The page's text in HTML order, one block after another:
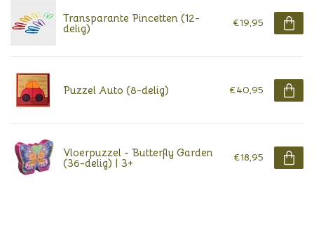
Transparante Pincetten (12-
delig) €19,95
Puzzel Auto (8-delig) €40,95
Vloerpuzzel - Butterfly Garden
(36-delig) | 3+ €18,95